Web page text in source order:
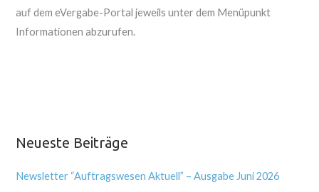
auf dem eVergabe-Portal jeweils unter dem Menüpunkt
Informationen abzurufen.
Neueste Beiträge
Newsletter “Auftragswesen Aktuell” – Ausgabe Juni 2026